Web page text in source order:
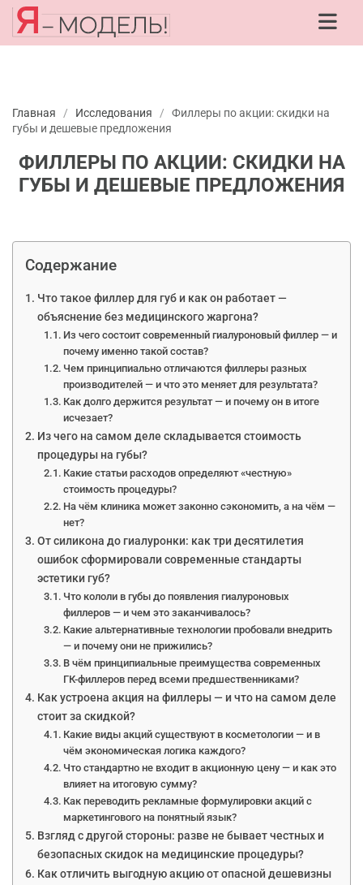
Главная / Исследования /
Филлеры по акции: скидки на
губы и дешевые предложения
ФИЛЛЕРЫ ПО АКЦИИ: СКИДКИ НА
ГУБЫ И ДЕШЕВЫЕ ПРЕДЛОЖЕНИЯ
Содержание
Что такое филлер для губ и как он работает —
объяснение без медицинского жаргона?
Из чего состоит современный гиалуроновый филлер — и
почему именно такой состав?
Чем принципиально отличаются филлеры разных
производителей — и что это меняет для результата?
Как долго держится результат — и почему он в итоге
исчезает?
Из чего на самом деле складывается стоимость
процедуры на губы?
Какие статьи расходов определяют «честную»
стоимость процедуры?
На чём клиника может законно сэкономить, а на чём —
нет?
От силикона до гиалуронки: как три десятилетия
ошибок сформировали современные стандарты
эстетики губ?
Что кололи в губы до появления гиалуроновых
филлеров — и чем это заканчивалось?
Какие альтернативные технологии пробовали внедрить
— и почему они не прижились?
В чём принципиальные преимущества современных
ГК-филлеров перед всеми предшественниками?
Как устроена акция на филлеры — и что на самом деле
стоит за скидкой?
Какие виды акций существуют в косметологии — и в
чём экономическая логика каждого?
Что стандартно не входит в акционную цену — и как это
влияет на итоговую сумму?
Как переводить рекламные формулировки акций с
маркетингового на понятный язык?
Взгляд с другой стороны: разве не бывает честных и
безопасных скидок на медицинские процедуры?
Как отличить выгодную акцию от опасной дешевизны